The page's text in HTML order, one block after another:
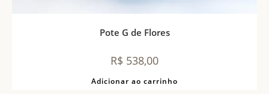
Pote G de Flores
R$ 538,00
Adicionar ao carrinho